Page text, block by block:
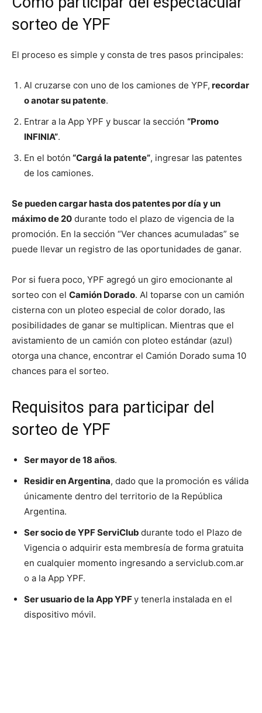
sorteo de YPF
El proceso es simple y consta de tres pasos principales:
Al cruzarse con uno de los camiones de YPF, recordar
o anotar su patente.
Entrar a la App YPF y buscar la sección “Promo
INFINIA”.
En el botón “Cargá la patente”, ingresar las patentes
de los camiones.
Se pueden cargar hasta dos patentes por día y un
máximo de 20 durante todo el plazo de vigencia de la
promoción. En la sección “Ver chances acumuladas” se
puede llevar un registro de las oportunidades de ganar.
Por si fuera poco, YPF agregó un giro emocionante al
sorteo con el Camión Dorado. Al toparse con un camión
cisterna con un ploteo especial de color dorado, las
posibilidades de ganar se multiplican. Mientras que el
avistamiento de un camión con ploteo estándar (azul)
otorga una chance, encontrar el Camión Dorado suma 10
chances para el sorteo.
Requisitos para participar del
sorteo de YPF
Ser mayor de 18 años.
Residir en Argentina, dado que la promoción es válida
únicamente dentro del territorio de la República
Argentina.
Ser socio de YPF ServiClub durante todo el Plazo de
Vigencia o adquirir esta membresía de forma gratuita
en cualquier momento ingresando a serviclub.com.ar
o a la App YPF.
Ser usuario de la App YPFy tenerla instalada en el
dispositivo móvil.